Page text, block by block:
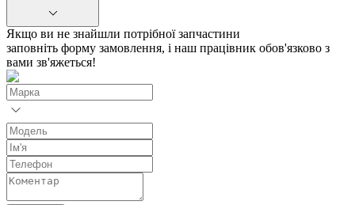
Якщо ви не знайшли потрібної запчастини
заповніть форму замовлення, і наш працівник обов'язково з
вами зв'яжеться!